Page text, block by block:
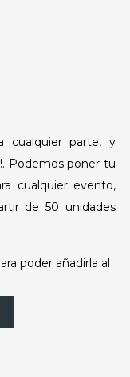
cualquier parte, y
Podemos poner tu
cualquier evento,
de 50 unidades
poder añadirla al